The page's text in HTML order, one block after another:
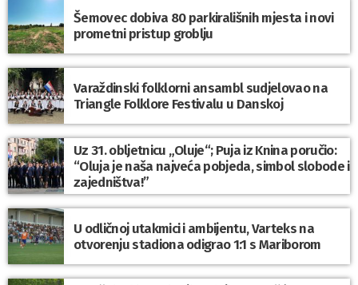
Šemovec dobiva 80 parkirališnih mjesta i novi
prometni pristup groblju
Varaždinski folklorni ansambl sudjelovao na
Triangle Folklore Festivalu u Danskoj
Uz 31. obljetnicu „Oluje“; Puja iz Knina poručio:
“Oluja je naša najveća pobjeda, simbol slobode i
zajedništva!”
U odličnoj utakmici i ambijentu, Varteks na
otvorenju stadiona odigrao 1:1 s Mariborom